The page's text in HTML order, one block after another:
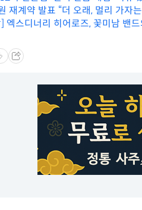
재계약 발표 “더 오래, 멀리 가자
] 엑스디너리 히어로즈, 꽃미남 밴